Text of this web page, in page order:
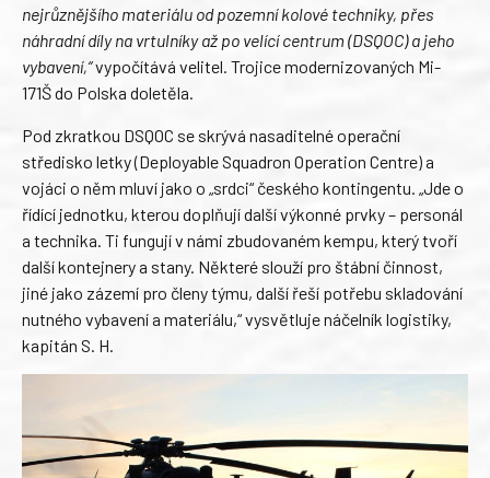
nejrůznějšího materiálu od pozemní kolové techniky, přes
náhradní díly na vrtulníky až po velící centrum (DSQOC) a jeho
vybavení,“vypočítává velitel. Trojice modernizovaných Mi-
171Š do Polska doletěla.
Pod zkratkou DSQOC se skrývá nasaditelné operační
středisko letky (Deployable Squadron Operation Centre) a
vojáci o něm mluví jako o „srdci“ českého kontingentu. „Jde o
řídící jednotku, kterou doplňují další výkonné prvky – personál
a technika. Ti fungují v námi zbudovaném kempu, který tvoří
další kontejnery a stany. Některé slouží pro štábní činnost,
jiné jako zázemí pro členy týmu, další řeší potřebu skladování
nutného vybavení a materiálu,“ vysvětluje náčelník logistiky,
kapitán S. H.